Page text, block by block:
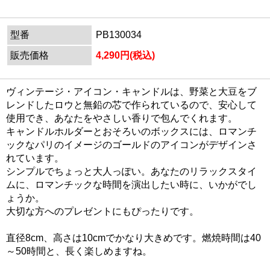
型番
PB130034
販売価格
4,290円(税込)
ヴィンテージ・アイコン・キャンドルは、野菜と大豆をブ
レンドしたロウと無鉛の芯で作られているので、安心して
使用でき、あなたをやさしい香りで包んでくれます。
キャンドルホルダーとおそろいのボックスには、ロマンチ
ックなパリのイメージのゴールドのアイコンがデザインさ
れています。
シンプルでちょっと大人っぽい。あなたのリラックスタイ
ムに、ロマンチックな時間を演出したい時に、いかがでし
ょうか。
大切な方へのプレゼントにもぴったりです。
直径8cm、高さは10cmでかなり大きめです。燃焼時間は40
～50時間と、長く楽しめますね。